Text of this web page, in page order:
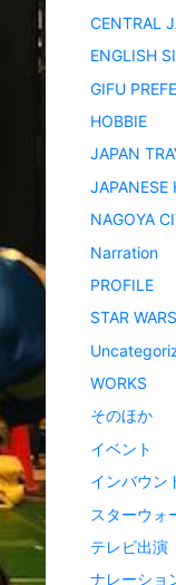
CENTRAL
ENGLISH
GIFU
HOBBIE
JAPAN
JAPANESE
NAGOYA
Narration
PROFILE
STAR WARS
WORKS
そのほか
イベント
インバウン
スターウォ
テレビ出演
ナレーショ